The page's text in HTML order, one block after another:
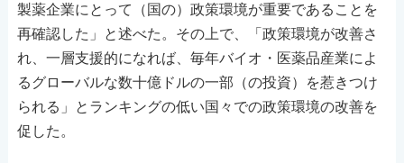
製薬企業にとって（国の）政策環境が重要であることを
再確認した」と述べた。その上で、「政策環境が改善さ
れ、一層支援的になれば、毎年バイオ・医薬品産業によ
るグローバルな数十億ドルの一部（の投資）を惹きつけ
られる」とランキングの低い国々での政策環境の改善を
促した。